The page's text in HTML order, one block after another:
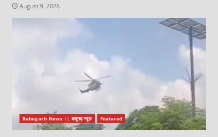
August 9, 2026
Babugarh News || बाबूगढ़ न्यूज़ Featured